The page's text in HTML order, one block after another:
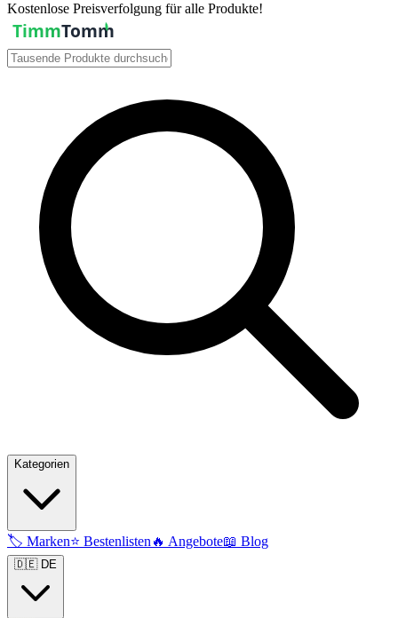
Kostenlose Preisverfolgung für alle Produkte!
Kategorien
🏷️ Marken⭐ Bestenlisten 🔥 Angebote📖 Blog
🇩🇪 DE